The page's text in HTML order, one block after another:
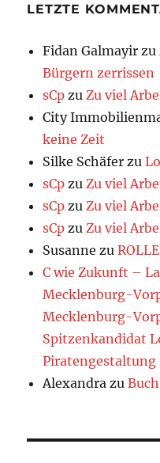
LETZTE
Fidan Galmayir zu
Bürgern zerrissen
sCp zu Zu viel
City
keine Zeit
Silke Schäfer zu
sCp zu Zu viel
sCp zu Zu viel
sCp zu Zu viel
Susanne zu
C wie Zukunft –
Mecklenburg-
Mecklenburg-
Spitzenkandidat
Piratengestaltung
Alexandra zu